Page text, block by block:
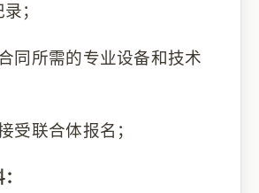
；
同所需的专业设备和技术
受联合体报名；